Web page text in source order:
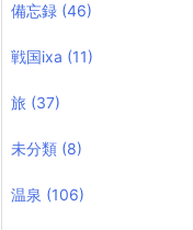
備忘録 (46)
戦国ixa (11)
旅 (37)
未分類 (8)
温泉 (106)